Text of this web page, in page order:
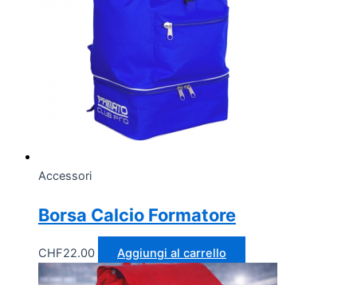
Accessori
Borsa Calcio Formatore
CHF22.00 Aggiungi al carrello